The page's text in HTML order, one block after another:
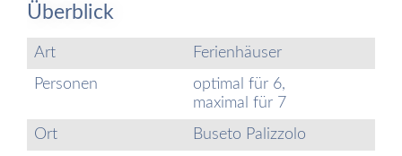
Überblick
Art
Ferienhäuser
Personen
optimal für 6,
maximal für 7
Ort
Buseto Palizzolo